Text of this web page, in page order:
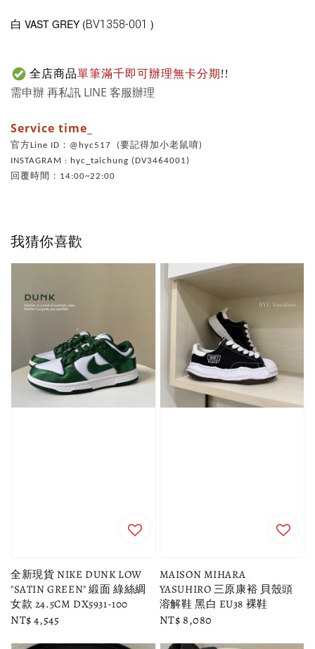
白 VAST GREY (BV1358-001 )
全店商品單筆滿千即可辦理無卡分期!!
需申辦 再私訊 LINE 客服辦理
Service time_
官方Line ID：@hyc517 (要記得加小老鼠唷)
INSTAGRAM : hyc_taichung (DV3464001)
回覆時間：14:00~22:00
我猜你喜歡
全新現貨 NIKE DUNK LOW
"SATIN GREEN" 緞面 綠絲綢
女款 24.5CM DX5931-100
Regular
NT$ 4,545
MAISON MIHARA
YASUHIRO 三原康裕 貝殼頭
溶解鞋 黑白 EU38 裸鞋
Regular
NT$ 8,080